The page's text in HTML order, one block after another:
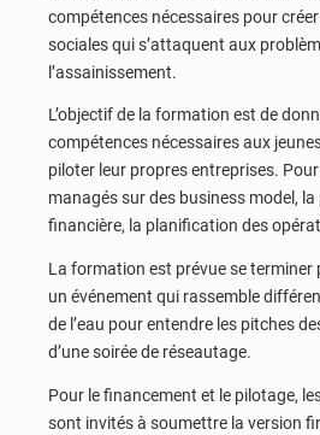
compétences nécessaires pour
sociales qui s’attaquent aux
l’assainissement.
L’objectif de la formation est de
compétences nécessaires aux
piloter leur propres entreprises.
managés sur des business model,
financière, la planification des
La formation est prévue se terminer
un événement qui rassemble
de l’eau pour entendre les pitches
d’une soirée de réseautage.
Pour le financement et le pilotage,
sont invités à soumettre la version